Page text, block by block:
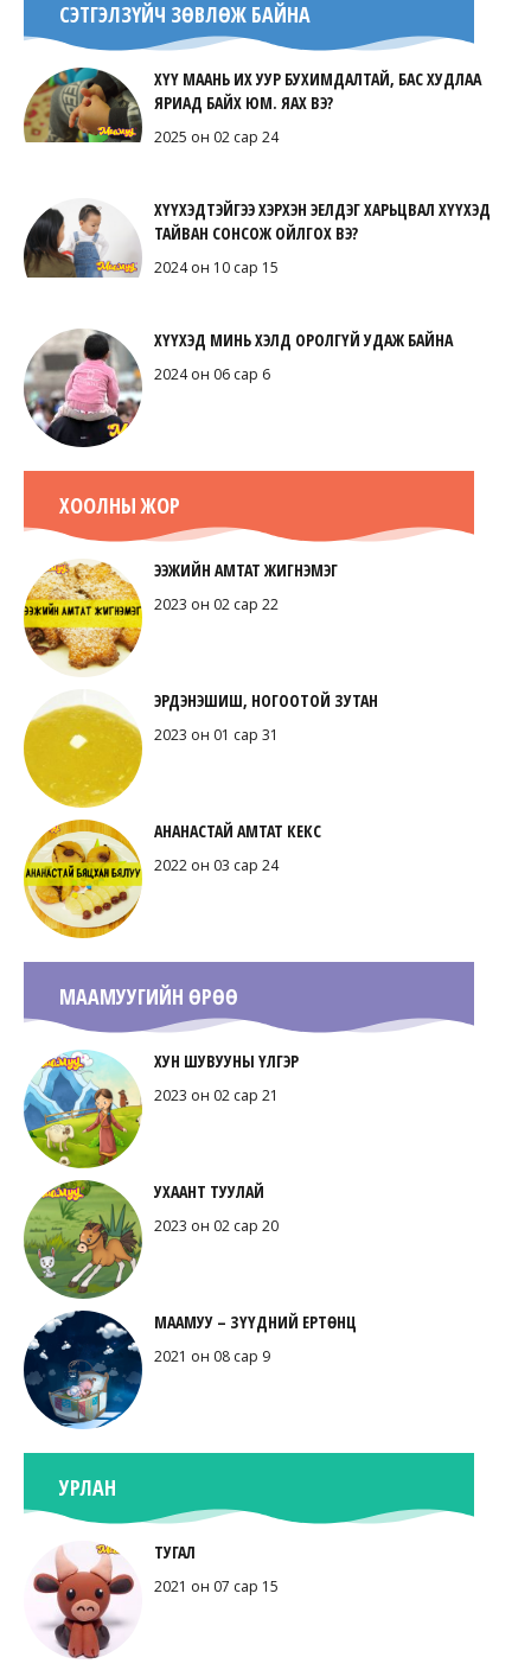
СЭТГЭЛЗҮЙЧ ЗӨВЛӨЖ БАЙНА
ХҮҮ МААНЬ ИХ УУР БУХИМДАЛТАЙ, БАС ХУДЛАА
ЯРИАД БАЙХ ЮМ. ЯАХ ВЭ?
2025 он 02 сар 24
ХҮҮХЭДТЭЙГЭЭ ХЭРХЭН ЭЕЛДЭГ ХАРЬЦВАЛ ХҮҮХЭД
ТАЙВАН СОНСОЖ ОЙЛГОХ ВЭ?
2024 он 10 сар 15
ХҮҮХЭД МИНЬ ХЭЛД ОРОЛГҮЙ УДАЖ БАЙНА
2024 он 06 сар 6
ХООЛНЫ ЖОР
ЭЭЖИЙН АМТАТ ЖИГНЭМЭГ
2023 он 02 сар 22
ЭРДЭНЭШИШ, НОГООТОЙ ЗУТАН
2023 он 01 сар 31
АНАНАСТАЙ АМТАТ КЕКС
2022 он 03 сар 24
МААМУУГИЙН ӨРӨӨ
ХУН ШУВУУНЫ ҮЛГЭР
2023 он 02 сар 21
УХААНТ ТУУЛАЙ
2023 он 02 сар 20
МААМУУ – ЗҮҮДНИЙ ЕРТӨНЦ
2021 он 08 сар 9
УРЛАН
ТУГАЛ
2021 он 07 сар 15